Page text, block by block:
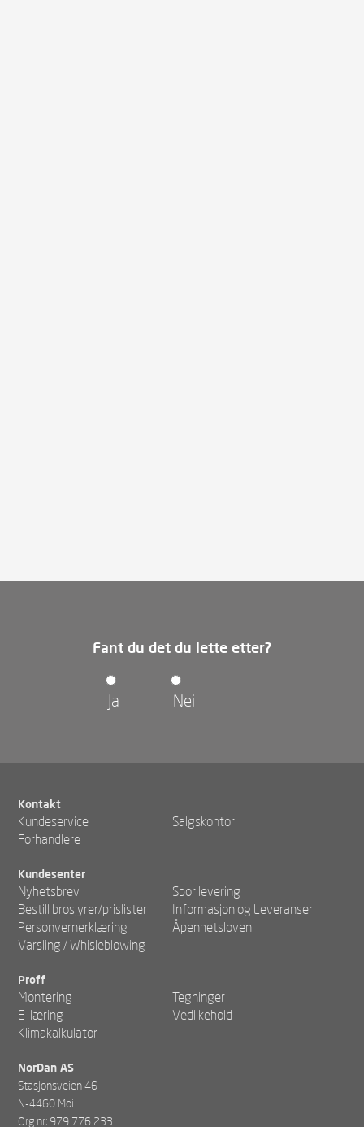
Fant du det du lette etter?
Ja Nei
Kontakt
Kundeservice
Salgskontor
Forhandlere
Kundesenter
Nyhetsbrev
Spor levering
Bestill brosjyrer/prislister
Informasjon og Leveranser
Personvernerklæring
Åpenhetsloven
Varsling / Whisleblowing
Proff
Montering
Tegninger
E-læring
Vedlikehold
Klimakalkulator
NorDan AS
Stasjonsveien 46
N-4460 Moi
Org nr: 979 776 233